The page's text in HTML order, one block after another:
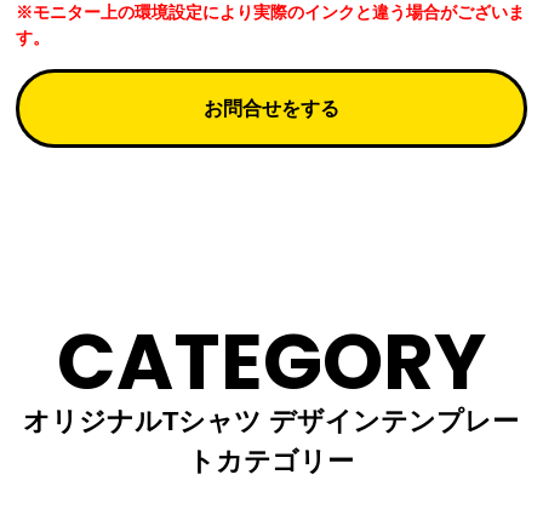
※モニター上の環境設定により実際のインクと違う場合がございま
す。
お問合せをする
CATEGORY
オリジナルTシャツ デザインテンプレー
トカテゴリー